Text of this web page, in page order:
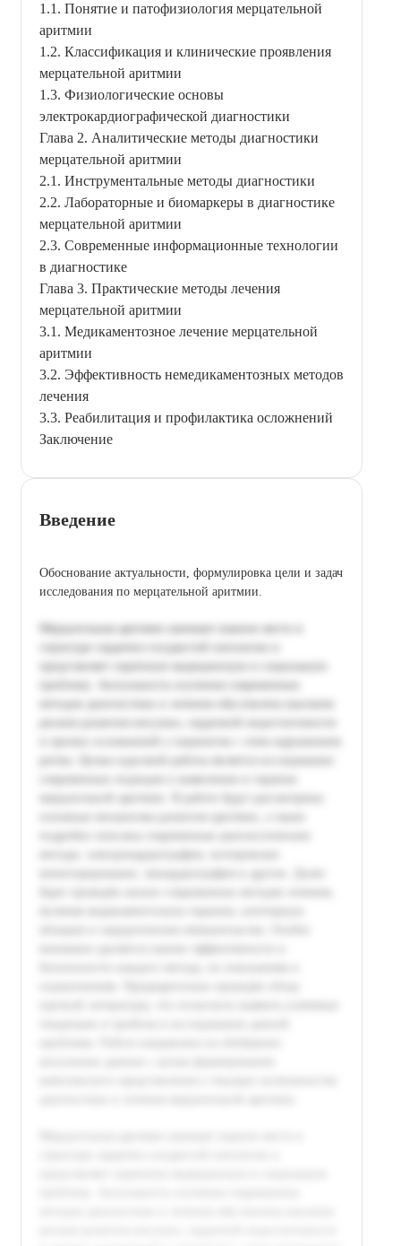
1.1. Понятие и патофизиология мерцательной
аритмии
1.2. Классификация и клинические проявления
мерцательной аритмии
1.3. Физиологические основы
электрокардиографической диагностики
Глава 2. Аналитические методы диагностики
мерцательной аритмии
2.1. Инструментальные методы диагностики
2.2. Лабораторные и биомаркеры в диагностике
мерцательной аритмии
2.3. Современные информационные технологии
в диагностике
Глава 3. Практические методы лечения
мерцательной аритмии
3.1. Медикаментозное лечение мерцательной
аритмии
3.2. Эффективность немедикаментозных методов
лечения
3.3. Реабилитация и профилактика осложнений
Заключение
Введение
Обоснование актуальности, формулировка цели и задач
исследования по мерцательной аритмии.